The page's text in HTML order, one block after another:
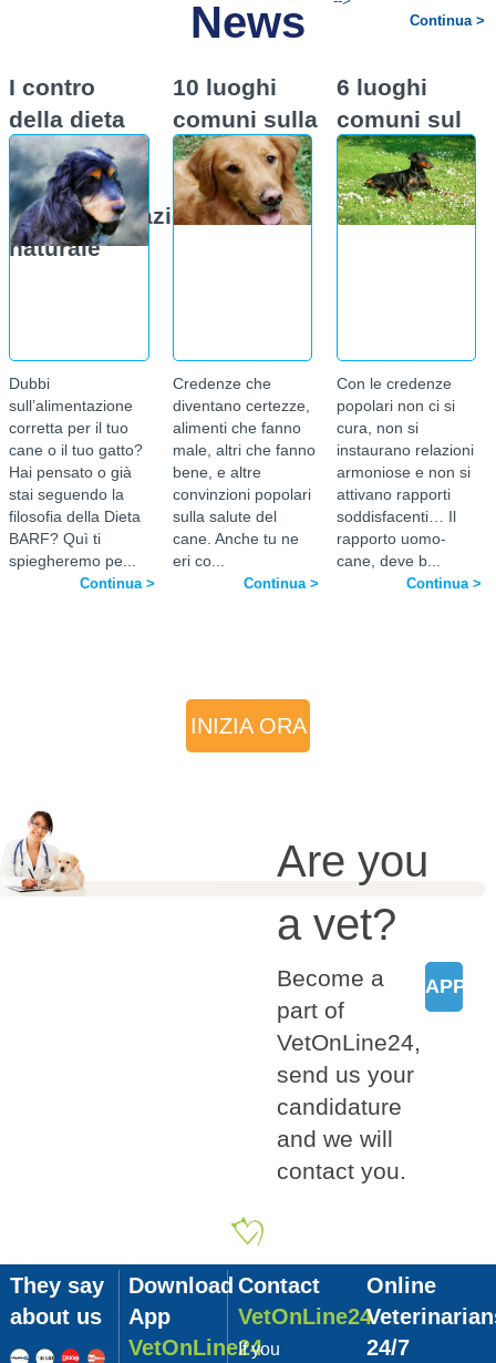
Significato del
(Parte prima)
Ogni suo atteggiamento
vuole dirti qualcosa:
facilita la comunicazione
con il tuo cane per
permettergli di parlarti e
di capirti.
secondo
natura: la dieta
BARF
Lo sapevi che, alla lunga,
i mangimi industriali
possono diminuire le
difese immunitarie e
aumentare le allergie?
Ma allora, cosa dare da
mangiare ai ...
impariamo a
La salute di cani e gatti è
importante, per questo è
la nostra. Per questo, è
importante imparare a
riconoscere anche alcune
patologie, come la...
Continua >
Continua >
News
I contro
della dieta
BARF, i
rischi
dell’alimentazione
naturale
Dubbi
sull’alimentazione
corretta per il tuo
cane o il tuo gatto?
Hai pensato o già
stai seguendo la
filosofia della Dieta
BARF? Quì ti
spiegheremo pe...
Continua >
10 luoghi
comuni sulla
salute del
cane
Credenze che
diventano certezze,
alimenti che fanno
male, altri che fanno
bene, e altre
convinzioni popolari
sulla salute del
cane. Anche tu ne
eri co...
Continua >
6 luoghi
comuni sul
rapporto
uomo/cane
Con le credenze
popolari non ci si
cura, non si
instaurano relazioni
armoniose e non si
attivano rapporti
soddisfacenti… Il
rapporto uomo-
cane, deve b...
Continua >
INIZIA ORA
Are you
a vet?
Become a
part of
VetOnLine24,
send us your
candidature
and we will
contact you.
APPLY
They say
about us
Download
App
VetOnLine24
Contact
VetOnLine24
If you
Online
24/7